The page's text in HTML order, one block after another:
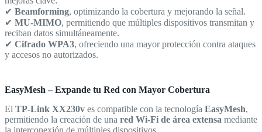
✔ Beamforming, optimizando la cobertura y mejorando la señal.
✔ MU-MIMO, permitiendo que múltiples dispositivos transmitan y
reciban datos simultáneamente.
✔ Cifrado WPA3, ofreciendo una mayor protección contra ataques
y accesos no autorizados.
EasyMesh – Expande tu Red con Mayor Cobertura
El TP-Link XX230v es compatible con la tecnología EasyMesh,
permitiendo la creación de una red Wi-Fi de área extensa mediante
la interconexión de múltiples dispositivos.